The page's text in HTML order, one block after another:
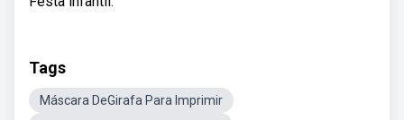
Tags
Máscara DeGirafa Para Imprimir